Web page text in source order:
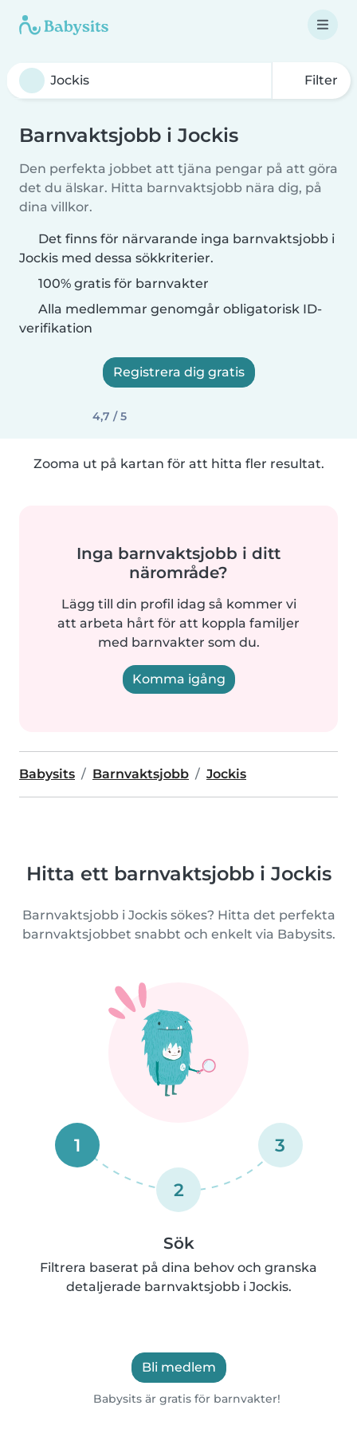
Filter
Barnvaktsjobb i Jockis
Den perfekta jobbet att tjäna pengar på att göra
det du älskar. Hitta barnvaktsjobb nära dig, på
dina villkor.
Det finns för närvarande inga barnvaktsjobb i
Jockis med dessa sökkriterier.
100% gratis för barnvakter
Alla medlemmar genomgår obligatorisk ID-
verifikation
Registrera dig gratis
4,7 / 5
Zooma ut på kartan för att hitta fler resultat.
Inga barnvaktsjobb i ditt
närområde?
Lägg till din profil idag så kommer vi
att arbeta hårt för att koppla familjer
med barnvakter som du.
Komma igång
Babysits Barnvaktsjobb Jockis
Hitta ett barnvaktsjobb i Jockis
Barnvaktsjobb i Jockis sökes? Hitta det perfekta
barnvaktsjobbet snabbt och enkelt via Babysits.
1
2
3
Sök
Filtrera baserat på dina behov och granska
detaljerade barnvaktsjobb i Jockis.
Bli medlem
Babysits är gratis för barnvakter!